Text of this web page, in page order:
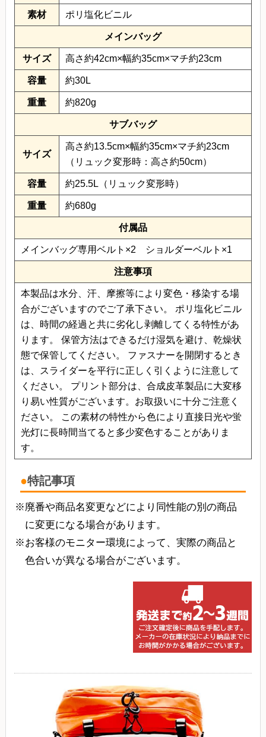
素材 ポリ塩化ビニル
メインバッグ
サイズ 高さ約42cm×幅約35cm×マチ約23cm
容量 約30L
重量 約820g
サブバッグ
サイズ
高さ約13.5cm×幅約35cm×マチ約23cm
（リュック変形時：高さ約50cm）
容量 約25.5L（リュック変形時）
重量 約680g
付属品
メインバッグ専用ベルト×2 ショルダーベルト×1
注意事項
本製品は水分、汗、摩擦等により変色・移染する場
合がございますのでご了承下さい。 ポリ塩化ビニル
は、時間の経過と共に劣化し剥離してくる特性があ
ります。 保管方法はできるだけ湿気を避け、乾燥状
態で保管してください。 ファスナーを開閉するとき
は、スライダーを平行に正しく引くように注意して
ください。 プリント部分は、合成皮革製品に大変移
り易い性質がございます。お取扱いに十分ご注意く
ださい。 この素材の特性から色により直接日光や蛍
光灯に長時間当てると多少変色することがありま
す。
特記事項
廃番や商品名変更などにより同性能の別の商品
に変更になる場合があります。
お客様のモニター環境によって、実際の商品と
色合いが異なる場合がございます。